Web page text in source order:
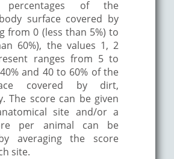
percentages of the
surface covered by
from 0 (less than 5%) to
60%), the values 1, 2
ranges from 5 to
and 40 to 60% of the
covered by dirt,
The score can be given
site and/or a
per animal can be
averaging the score
site.